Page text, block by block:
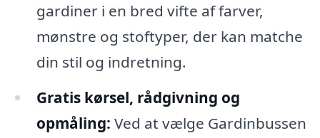
gardiner i en bred vifte af farver,
mønstre og stoftyper, der kan matche
din stil og indretning.
Gratis kørsel, rådgivning og
opmåling: Ved at vælge Gardinbussen